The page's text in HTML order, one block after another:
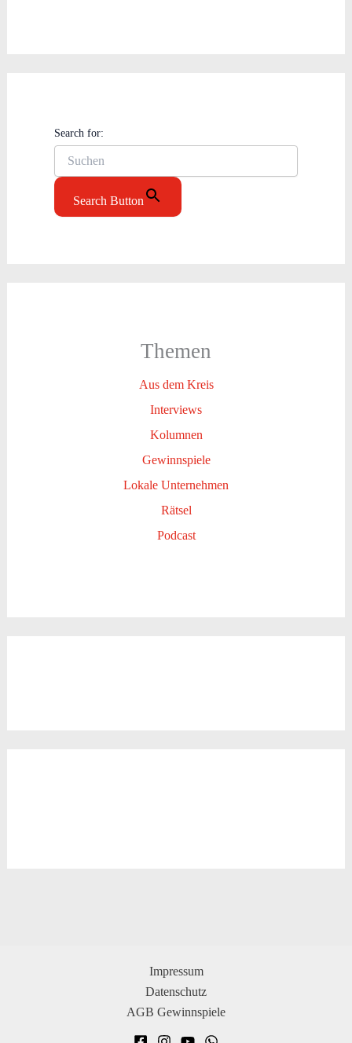
Search for:
Search Button
Themen
Aus dem Kreis
Interviews
Kolumnen
Gewinnspiele
Lokale Unternehmen
Rätsel
Podcast
Impressum
Datenschutz
AGB Gewinnspiele